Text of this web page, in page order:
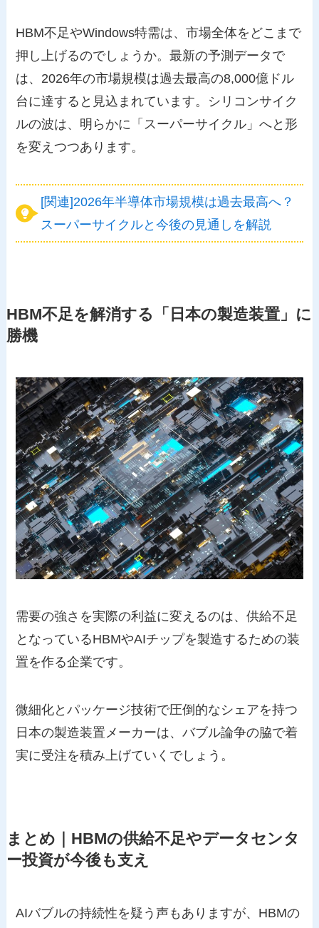
HBM不足やWindows特需は、市場全体をどこまで
押し上げるのでしょうか。最新の予測データで
は、2026年の市場規模は過去最高の8,000億ドル
台に達すると見込まれています。シリコンサイク
ルの波は、明らかに「スーパーサイクル」へと形
を変えつつあります。
[関連]2026年半導体市場規模は過去最高へ？
スーパーサイクルと今後の見通しを解説
HBM不足を解消する「日本の製造装置」に
勝機
需要の強さを実際の利益に変えるのは、供給不足
となっているHBMやAIチップを製造するための装
置を作る企業です。
微細化とパッケージ技術で圧倒的なシェアを持つ
日本の製造装置メーカーは、バブル論争の脇で着
実に受注を積み上げていくでしょう。
まとめ｜HBMの供給不足やデータセンタ
ー投資が今後も支え
AIバブルの持続性を疑う声もありますが、HBMの